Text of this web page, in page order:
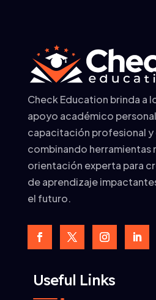
Check Education brinda a
apoyo académico
capacitación profesional
combinando herramientas
orientación experta para
de aprendizaje
el futuro.
Useful Links